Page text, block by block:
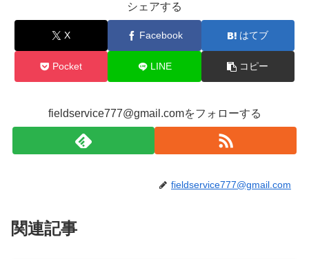
o
o
k
シェアする
X Facebook はてブ
Pocket LINE コピー
fieldservice777@gmail.comをフォローする
fieldservice777@gmail.com
関連記事